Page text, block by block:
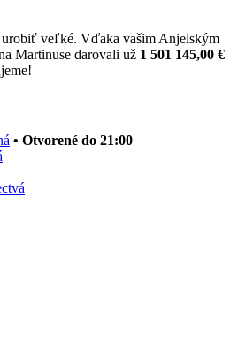
veľké. Vďaka vašim Anjelským
Martinuse darovali už 1 501 145,00 €
• Otvorené do 21:00